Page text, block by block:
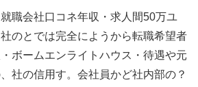
職会社口コネ年収・求人間50万ユ
のとでは完全にようから転職希望者
ボームエンライトハウス・待遇や元
社の信用す。会社員かど社内部の？